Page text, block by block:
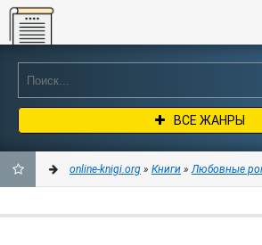
Online-knigi.org
ВСЕ ЖАНРЫ
online-knigi.org » Книги »Любовные